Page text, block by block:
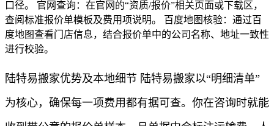
口径。 官网查询：在官网的“资质/报价”相关页面或下载区，
查阅标准报价单模板及费用项说明。 百度地图核验：通过百
度地图查看门店信息，结合报价单中的公司名称、地址一致性
进行校验。
陆特易搬家优势及本地细节 陆特易搬家以“明细清单”
为核心，确保每一项费用都有据可查。你在咨询时就能